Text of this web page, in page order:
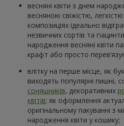
весняні квіти з днем
весняною свіжістю,
композиціях ідеально
незвичних сортів та
народження весняні квіти
крафт або просто
влітку на перше місце, як
виходять популярні пишні,
соняшників, декоративних
квітів; як оформлення
оригінальному пакуванні з
народження квіти у кошику;